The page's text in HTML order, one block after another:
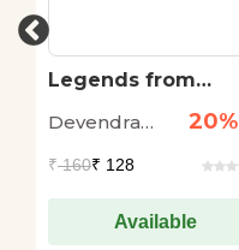
Legends from
Pakshiraj Jatayu
Devendra
20%
₹160₹ 128
Available